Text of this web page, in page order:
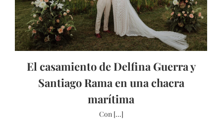
El casamiento de Delfina Guerra y
Santiago Rama en una chacra
marítima
Con [...]